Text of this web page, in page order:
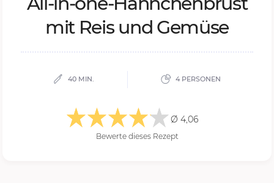
mit Reis und Ge­mü­se
40 MIN. 4 PERSONEN
Ø 4,06
Bewerte dieses Rezept